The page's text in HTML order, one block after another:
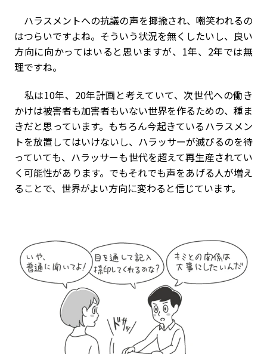
ハラスメントへの抗議の声を揶揄され、嘲笑われるの
はつらいですよね。そういう状況を無くしたいし、良い
方向に向かってはいると思いますが、1年、2年では無
理ですね。
私は10年、20年計画と考えていて、次世代への働き
かけは被害者も加害者もいない世界を作るための、種ま
きだと思っています。もちろん今起きているハラスメン
トを放置してはいけないし、ハラッサーが滅びるのを待
っていても、ハラッサーも世代を超えて再生産されてい
く可能性があります。でもそれでも声をあげる人が増え
ることで、世界がよい方向に変わると信じています。